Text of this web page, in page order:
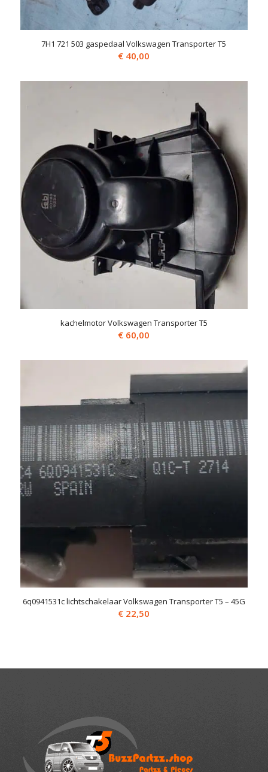
7H1 721 503 gaspedaal Volkswagen Transporter T5
€ 40,00
kachelmotor Volkswagen Transporter T5
€ 60,00
6q0941531c lichtschakelaar Volkswagen Transporter T5 – 45G
€ 22,50